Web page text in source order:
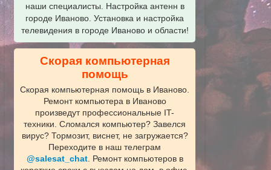
наши специалисты. Настройка антенн в
городе Иваново. Установка и настройка
телевидения в городе Иваново и области!
Скорая компьютерная
помощь
Скорая компьютерная помощь в Иваново.
Ремонт компьютера в Иваново
произведут профессиональные IT-
техники. Сломался компьютер? Завелся
вирус? Тормозит, виснет, не загружается?
Переходите в наш телеграм
@salesat_chat. Ремонт компьютеров в